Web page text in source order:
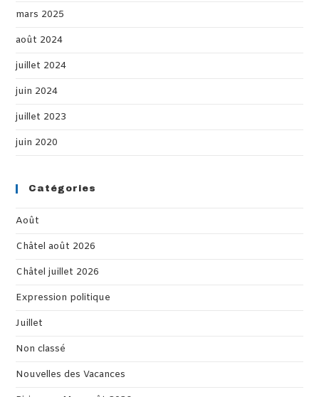
mars 2025
août 2024
juillet 2024
juin 2024
juillet 2023
juin 2020
Catégories
Août
Châtel août 2026
Châtel juillet 2026
Expression politique
Juillet
Non classé
Nouvelles des Vacances